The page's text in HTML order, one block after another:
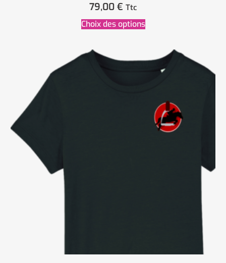
79,00 € Ttc
Choix des options